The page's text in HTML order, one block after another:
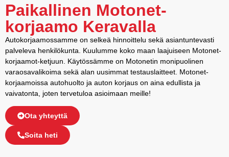
Paikallinen Motonet-
korjaamo Keravalla
Autokorjaamossamme on selkeä hinnoittelu sekä asiantuntevasti
palveleva henkilökunta. Kuulumme koko maan laajuiseen Motonet-
korjaamot-ketjuun. Käytössämme on Motonetin monipuolinen
varaosavalikoima sekä alan uusimmat testauslaitteet. Motonet-
korjaamoissa autohuolto ja auton korjaus on aina edullista ja
vaivatonta, joten tervetuloa asioimaan meille!
Ota yhteyttä
Soita heti